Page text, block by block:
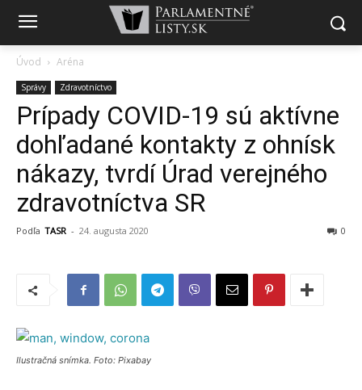
Úvod Aréna
Správy Zdravotníctvo
Prípady COVID-19 sú aktívne
dohľadané kontakty z ohnísk
nákazy, tvrdí Úrad verejného
zdravotníctva SR
Podľa TASR - 24. augusta 2020 0
Ilustračná snímka. Foto: Pixabay